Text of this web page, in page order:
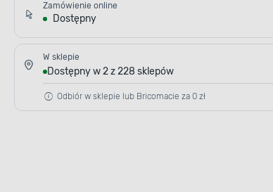
Zamówienie online
Dostępny
W sklepie
Dostępny w 2 z 228 sklepów
Odbiór w sklepie lub Bricomacie za 0 zł